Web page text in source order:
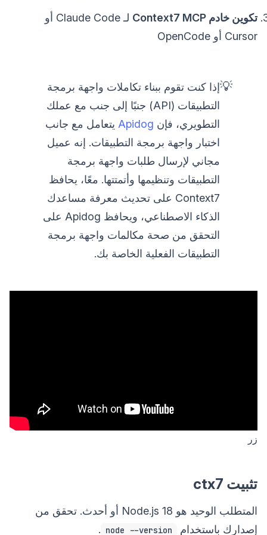
تكوين خادم Context7 MCP
لـ Claude Code أو
Cursor أو OpenCode
💡إذا كنت تقوم ببناء تكاملات واجهة برمجة
التطبيقات (API) جنبًا إلى جنب مع عملك
التطويري، فإن Apidog يتعامل مع جانب
اختبار واجهة برمجة التطبيقات. إنه عميل
مجاني لإرسال طلبات واجهة برمجة
التطبيقات وتنظيمها وأتمتتها. معًا، يحافظ
Context7 على تحديث معرفة مساعدك
الذكاء الاصطناعي، ويحافظ Apidog على
التحقق من صحة مكالمات واجهة برمجة
التطبيقات الفعلية الخاصة بك.
زر
تثبيت ctx7
المتطلب الوحيد هو Node.js 18 أو أحدث. تحقق من
إصدارك باستخدام
node --version
.